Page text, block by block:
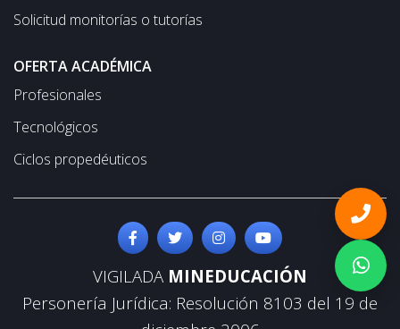
Solicitud monitorías o tutorías
OFERTA ACADÉMICA
Profesionales
Tecnológicos
Ciclos propedéuticos
VIGILADA MINEDUCACIÓN
Personería Jurídica: Resolución 8103 del 19 de